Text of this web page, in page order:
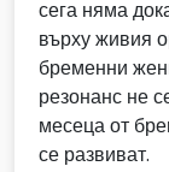
сега няма
върху живия
бременни
резонанс не
месеца от
се развиват.